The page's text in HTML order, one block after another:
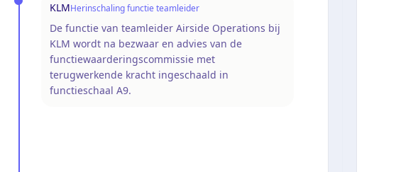
KLMHerinschaling functie teamleider
De functie van teamleider Airside Operations bij
KLM wordt na bezwaar en advies van de
functiewaarderingscommissie met
terugwerkende kracht ingeschaald in
functieschaal A9.